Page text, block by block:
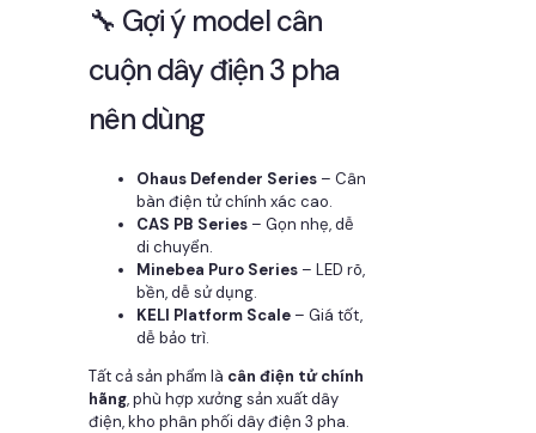
🔧 Gợi ý model cân
cuộn dây điện 3 pha
nên dùng
Ohaus Defender Series – Cân
bàn điện tử chính xác cao.
CAS PB Series – Gọn nhẹ, dễ
di chuyển.
Minebea Puro Series – LED rõ,
bền, dễ sử dụng.
KELI Platform Scale – Giá tốt,
dễ bảo trì.
Tất cả sản phẩm là cân điện tử chính
hãng, phù hợp xưởng sản xuất dây
điện, kho phân phối dây điện 3 pha.